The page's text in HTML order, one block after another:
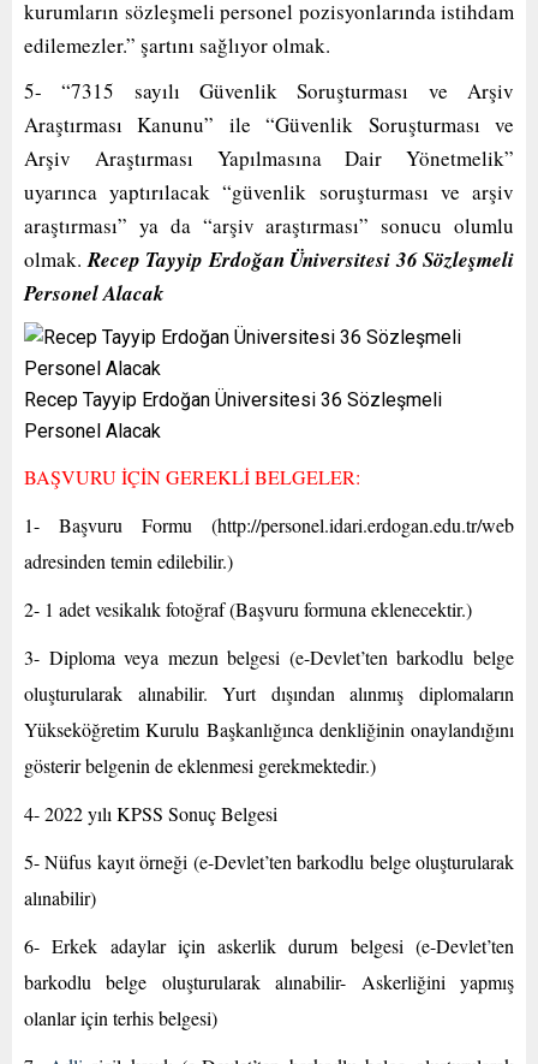
kurumların sözleşmeli personel pozisyonlarında istihdam
edilemezler.” şartını sağlıyor olmak.
5- “7315 sayılı Güvenlik Soruşturması ve Arşiv
Araştırması Kanunu” ile “Güvenlik Soruşturması ve
Arşiv Araştırması Yapılmasına Dair Yönetmelik”
uyarınca yaptırılacak “güvenlik soruşturması ve arşiv
araştırması” ya da “arşiv araştırması” sonucu olumlu
olmak. Recep Tayyip Erdoğan Üniversitesi 36 Sözleşmeli
Personel Alacak
Recep Tayyip Erdoğan Üniversitesi 36 Sözleşmeli
Personel Alacak
BAŞVURU İÇİN GEREKLİ BELGELER:
1- Başvuru Formu (http://personel.idari.erdogan.edu.tr/web
adresinden temin edilebilir.)
2- 1 adet vesikalık fotoğraf (Başvuru formuna eklenecektir.)
3- Diploma veya mezun belgesi (e-Devlet’ten barkodlu belge
oluşturularak alınabilir. Yurt dışından alınmış diplomaların
Yükseköğretim Kurulu Başkanlığınca denkliğinin onaylandığını
gösterir belgenin de eklenmesi gerekmektedir.)
4- 2022 yılı KPSS Sonuç Belgesi
5- Nüfus kayıt örneği (e-Devlet’ten barkodlu belge oluşturularak
alınabilir)
6- Erkek adaylar için askerlik durum belgesi (e-Devlet’ten
barkodlu belge oluşturularak alınabilir- Askerliğini yapmış
olanlar için terhis belgesi)